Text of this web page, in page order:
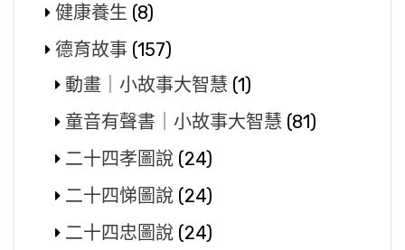
健康養生 (8)
德育故事 (157)
動畫｜小故事大智慧 (1)
童音有聲書｜小故事大智慧 (81)
二十四孝圖說 (24)
二十四悌圖說 (24)
二十四忠圖說 (24)